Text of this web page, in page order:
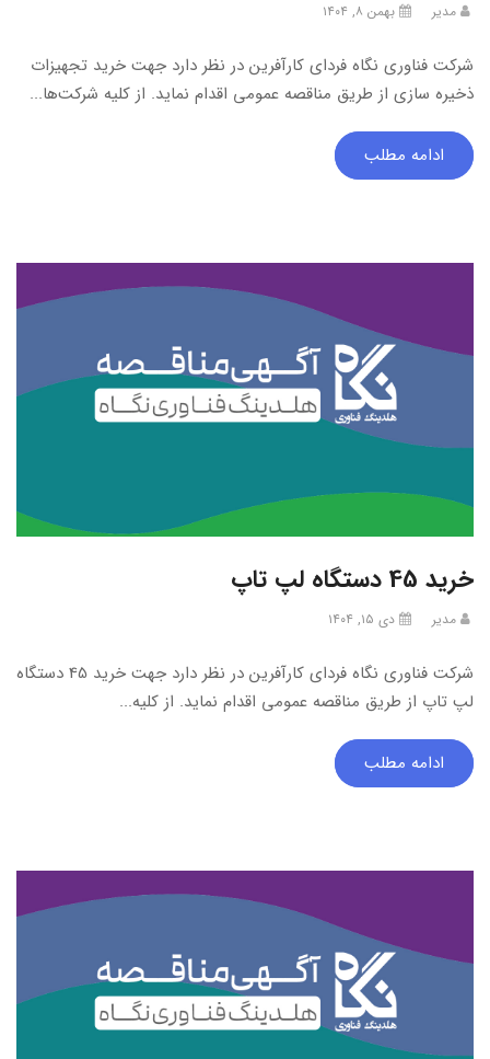
مدیر بهمن ۸, ۱۴۰۴
شرکت فناوری نگاه فردای کارآفرین در نظر دارد جهت خرید تجهیزات
ذخیره سازی از طریق مناقصه عمومی اقدام نماید. از کلیه شرکت‌ها...
ادامه مطلب
خرید 45 دستگاه لپ تاپ
مدیر دی ۱۵, ۱۴۰۴
شرکت فناوری نگاه فردای کارآفرین در نظر دارد جهت خرید 45 دستگاه
لپ تاپ از طریق مناقصه عمومی اقدام نماید. از کلیه...
ادامه مطلب